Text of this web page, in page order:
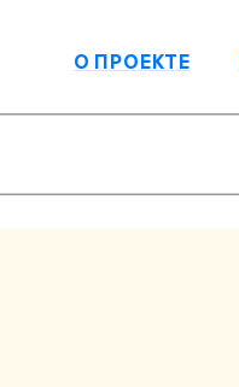
О ПРОЕКТЕ